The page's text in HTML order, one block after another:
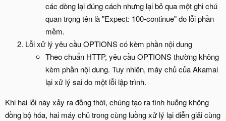
các dòng lại đúng cách nhưng lại bỏ qua một ghi chú
quan trọng tên là "Expect: 100-continue" do lỗi phần
mềm.
Lỗi xử lý yêu cầu OPTIONS có kèm phần nội dung
Theo chuẩn HTTP, yêu cầu OPTIONS thường không
kèm phần nội dung. Tuy nhiên, máy chủ của Akamai
lại xử lý sai do một lỗi lập trình.
Khi hai lỗi này xảy ra đồng thời, chúng tạo ra tình huống không
đồng bộ hóa, hai máy chủ trong cùng luồng xử lý lại diễn giải cùng